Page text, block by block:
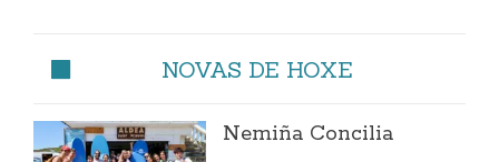
NOVAS DE HOXE
Nemiña Concilia